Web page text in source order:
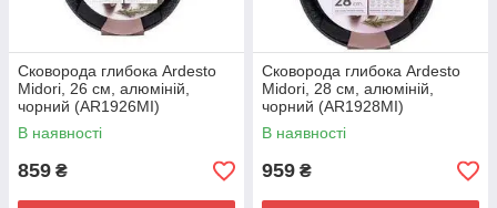
Сковорода глибока Ardesto
Midori, 26 см, алюміній,
чорний (AR1926MI)
В наявності
859 ₴
Сковорода глибока Ardesto
Midori, 28 см, алюміній,
чорний (AR1928MI)
В наявності
959 ₴